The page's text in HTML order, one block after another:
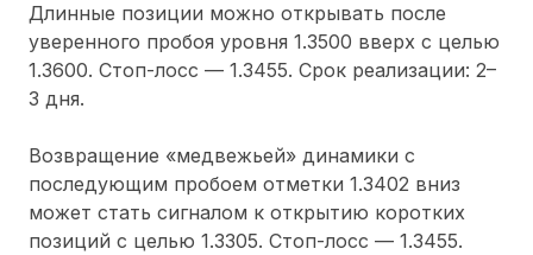
Длинные позиции можно открывать после
уверенного пробоя уровня 1.3500 вверх с целью
1.3600. Стоп-лосс — 1.3455. Срок реализации: 2–
3 дня.
Возвращение «медвежьей» динамики с
последующим пробоем отметки 1.3402 вниз
может стать сигналом к открытию коротких
позиций с целью 1.3305. Стоп-лосс — 1.3455.